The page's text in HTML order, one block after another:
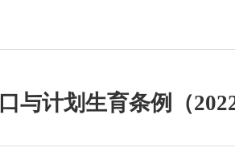
与计划生育条例（2022